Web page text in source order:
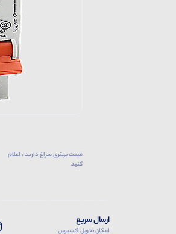
قیمت بهتری سراغ دارید ، اعلام
کنید
ارسال سریع
امکان تحویل اکسپرس